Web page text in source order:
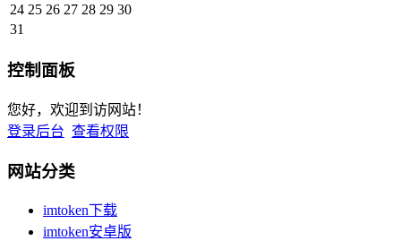
24 25 26 27 28 29 30
31
控制面板
您好，欢迎到访网站！
登录后台 查看权限
网站分类
imtoken下载
imtoken安卓版